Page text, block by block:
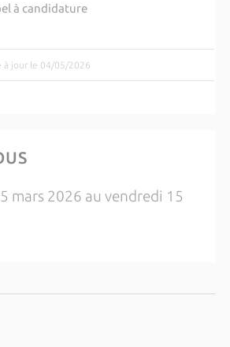
à candidature
à jour le 04/05/2026
mars 2026 au vendredi 15